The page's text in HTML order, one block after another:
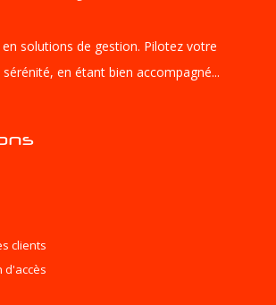
solutions de gestion. Pilotez votre
en étant bien accompagné...
clients
d'accès